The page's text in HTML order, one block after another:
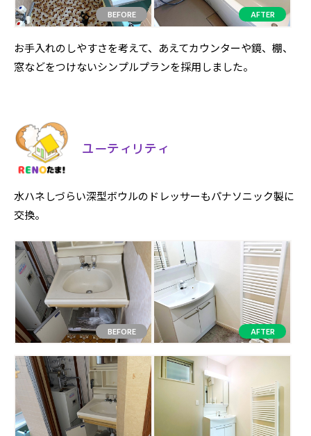
お手入れのしやすさを考えて、あえてカウンターや鏡、棚、
窓などをつけないシンプルプランを採用しました。
ユーティリティ
水ハネしづらい深型ボウルのドレッサーもパナソニック製に
交換。